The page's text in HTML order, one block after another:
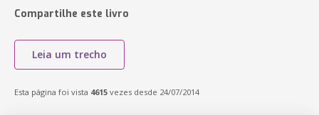
Compartilhe este livro
Leia um trecho
Esta página foi vista 4615 vezes desde 24/07/2014